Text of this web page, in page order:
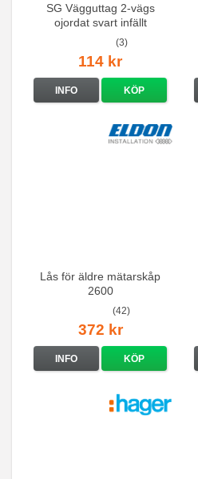
SG Vägguttag 2-vägs
ojordat svart infällt
16A/250V
(3)
114 kr
INFO KÖP
Lås för äldre mätarskåp
2600
(42)
372 kr
INFO KÖP